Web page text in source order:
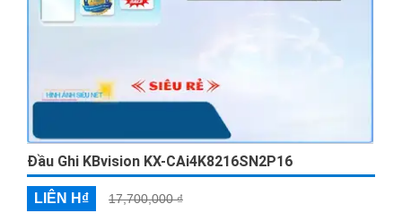
Đầu Ghi KBvision KX-CAi4K8216SN2P16
LIÊN H₫ 17,700,000 ₫